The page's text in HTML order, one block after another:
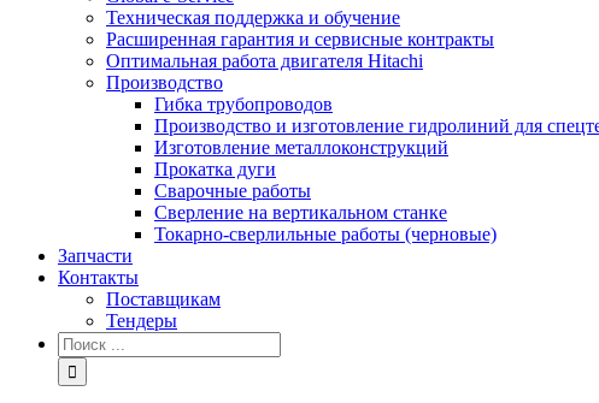
Техническая поддержка и обучение
Расширенная гарантия и сервисные контракты
Оптимальная работа двигателя Hitachi
Производство
Гибка трубопроводов
Производство и изготовление гидролиний для
Изготовление металлоконструкций
Прокатка дуги
Сварочные работы
Сверление на вертикальном станке
Токарно-сверлильные работы (черновые)
Запчасти
Контакты
Поставщикам
Тендеры
Результат
поиска: